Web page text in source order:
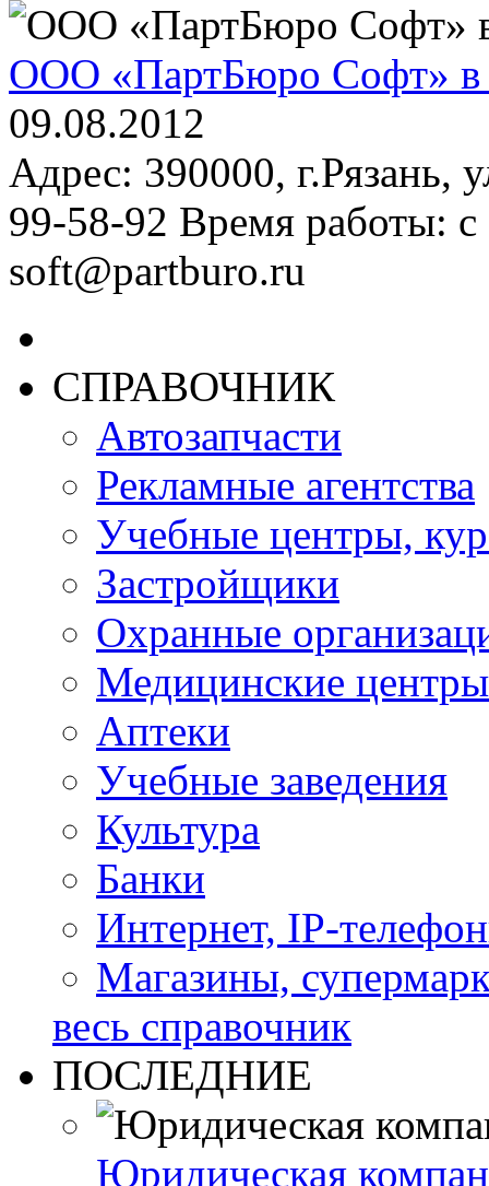
ООО «ПартБюро Софт» в
09.08.2012
Адрес: 390000, г.Рязань,
99-58-92 Время работы:
soft@partburo.ru
СПРАВОЧНИК
Автозапчасти
Рекламные агентства
Учебные центры,
Застройщики
Охранные
Медицинские центры
Аптеки
Учебные заведения
Культура
Банки
Интернет, IP-
Магазины,
весь справочник
ПОСЛЕДНИЕ
Юридическая